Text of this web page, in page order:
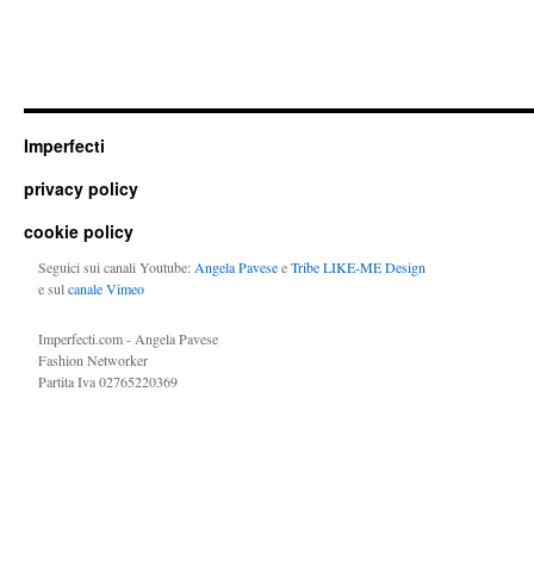
Imperfecti
privacy policy
cookie policy
Seguici sui canali Youtube: Angela PaveseeTribe LIKE-ME Design
e sulcanale Vimeo
Imperfecti.com - Angela Pavese
Fashion Networker
Partita Iva 02765220369